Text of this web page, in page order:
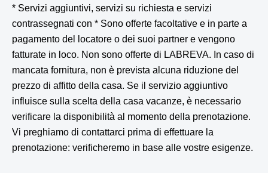
* Servizi aggiuntivi, servizi su richiesta e servizi
contrassegnati con * Sono offerte facoltative e in parte a
pagamento del locatore o dei suoi partner e vengono
fatturate in loco. Non sono offerte di LABREVA. In caso di
mancata fornitura, non è prevista alcuna riduzione del
prezzo di affitto della casa. Se il servizio aggiuntivo
influisce sulla scelta della casa vacanze, è necessario
verificare la disponibilità al momento della prenotazione.
Vi preghiamo di contattarci prima di effettuare la
prenotazione: verificheremo in base alle vostre esigenze.